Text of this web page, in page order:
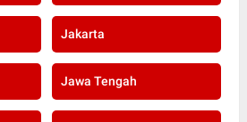
Jakarta
Jawa Tengah